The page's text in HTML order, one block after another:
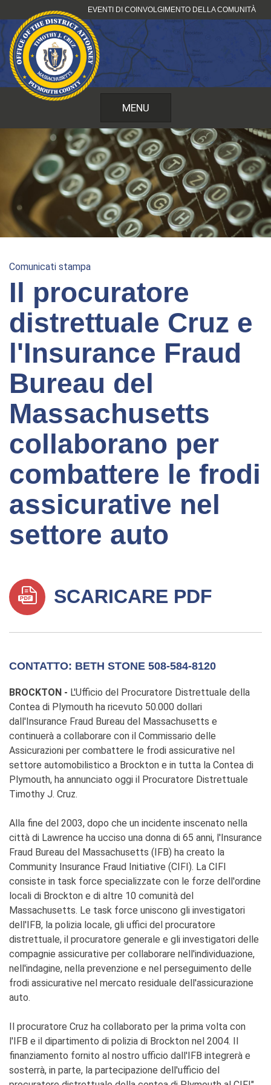
al
contenuto
EVENTI DI COINVOLGIMENTO DELLA COMUNITÀ
MENU
Comunicati stampa
Il procuratore
distrettuale Cruz e
l'Insurance Fraud
Bureau del
Massachusetts
collaborano per
combattere le frodi
assicurative nel
settore auto
SCARICARE PDF
CONTATTO: BETH STONE 508-584-8120
BROCKTON - L'Ufficio del Procuratore Distrettuale della
Contea di Plymouth ha ricevuto 50.000 dollari
dall'Insurance Fraud Bureau del Massachusetts e
continuerà a collaborare con il Commissario delle
Assicurazioni per combattere le frodi assicurative nel
settore automobilistico a Brockton e in tutta la Contea di
Plymouth, ha annunciato oggi il Procuratore Distrettuale
Timothy J. Cruz.
Alla fine del 2003, dopo che un incidente inscenato nella
città di Lawrence ha ucciso una donna di 65 anni, l'Insurance
Fraud Bureau del Massachusetts (IFB) ha creato la
Community Insurance Fraud Initiative (CIFI). La CIFI
consiste in task force specializzate con le forze dell'ordine
locali di Brockton e di altre 10 comunità del
Massachusetts. Le task force uniscono gli investigatori
dell'IFB, la polizia locale, gli uffici del procuratore
distrettuale, il procuratore generale e gli investigatori delle
compagnie assicurative per collaborare nell'individuazione,
nell'indagine, nella prevenzione e nel perseguimento delle
frodi assicurative nel mercato residuale dell'assicurazione
auto.
Il procuratore Cruz ha collaborato per la prima volta con
l'IFB e il dipartimento di polizia di Brockton nel 2004. Il
finanziamento fornito al nostro ufficio dall'IFB integrerà e
sosterrà, in parte, la partecipazione dell'ufficio del